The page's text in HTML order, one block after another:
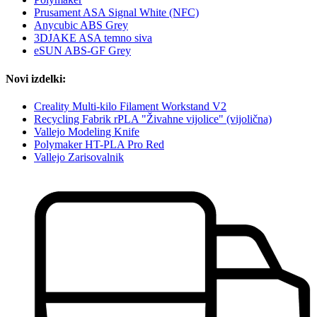
Prusament ASA Signal White (NFC)
Anycubic ABS Grey
3DJAKE ASA temno siva
eSUN ABS-GF Grey
Novi izdelki:
Creality Multi-kilo Filament Workstand V2
Recycling Fabrik rPLA "Živahne vijolice" (vijolična)
Vallejo Modeling Knife
Polymaker HT-PLA Pro Red
Vallejo Zarisovalnik